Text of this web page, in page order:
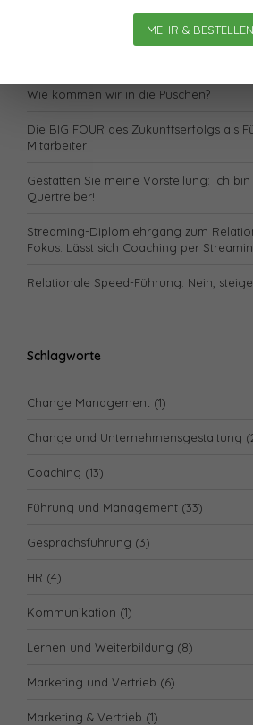
MEHR & BESTELLEN
Lässt sich unsere Gesundheit „retten“?
Wie kommen wir in die Puschen?
Die BIG FOUR des Zukunftserfolgs als
Mitarbeiter
Gestatten Sie meine Vorstellung: Ich
Quertreiber!
Streaming-Diplomlehrgang zum
Fokus: Lässt sich Coaching per
Relationale Speed-Führung: Nein,
Schlagworte
Change Management (1)
Change und Unternehmensgestaltung
Coaching (13)
Führung und Management (33)
Gesprächsführung (3)
HR (4)
Kommunikation (1)
Lernen und Weiterbildung (8)
Marketing und Vertrieb (6)
Marketing & Vertrieb (1)